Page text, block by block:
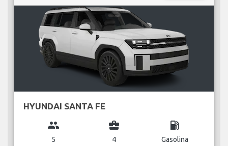
HYUNDAI SANTA FE
group
5
business_center
4
local_gas_station
Gasolina